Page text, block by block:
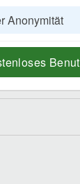
Anonymität